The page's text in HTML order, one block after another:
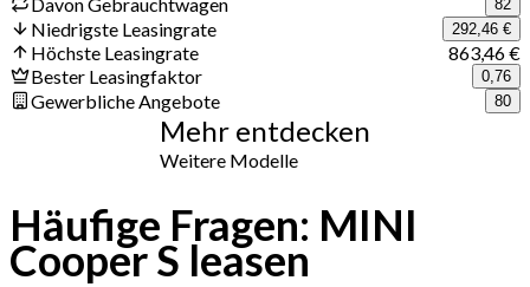
82
Niedrigste Leasingrate 292,46 €
Höchste Leasingrate
863,46 €
Bester Leasingfaktor
0,76
Gewerbliche Angebote 80
Mehr entdecken
Weitere Modelle
Häufige Fragen: MINI
Cooper S leasen